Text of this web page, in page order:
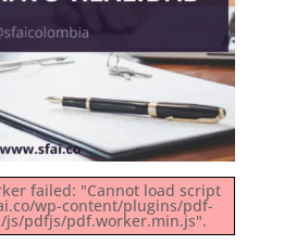
failed: "Cannot load script
wp-content/plugins/pdf-
js/pdfjs/pdf.worker.min.js".